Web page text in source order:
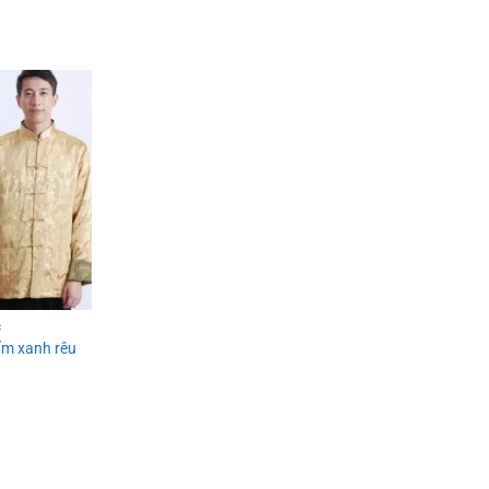
Add to
wishlist
xanh rêu